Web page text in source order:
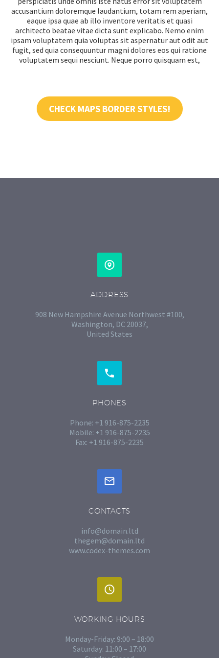
accusantium doloremque laudantium, totam rem aperiam,
eaque ipsa quae ab illo inventore veritatis et quasi
architecto beatae vitae dicta sunt explicabo. Nemo enim
ipsam voluptatem quia voluptas sit aspernatur aut odit aut
fugit, sed quia consequuntur magni dolores eos qui ratione
voluptatem sequi nesciunt. Neque porro quisquam est,
CHECK MAPS BORDER STYLES!


ADDRESS
908 New Hampshire Avenue Northwest #100,
Washington, DC 20037,
United States


PHONES
Phone: +1 916-875-2235
Mobile: +1 916-875-2235
Fax: +1 916-875-2235


CONTACTS
info@domain.ltd
thegem@domain.ltd
www.codex-themes.com


WORKING HOURS
Monday-Friday: 9:00 – 18:00
Saturday: 11:00 – 17:00